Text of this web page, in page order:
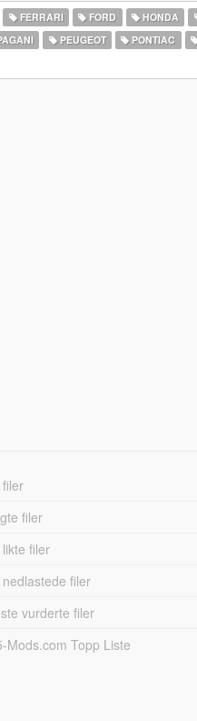
FERRARI FORD HONDA
PEUGEOT PONTIAC
filer
filer
filer
filer
vurderte filer
Mods.com Topp Liste